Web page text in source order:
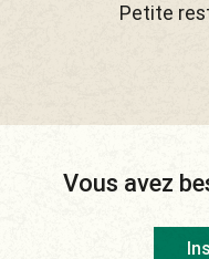
Petite
Vous avez